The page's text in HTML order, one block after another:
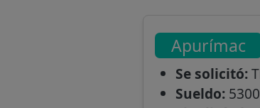
Apurímac
Se solicitó:
Sueldo:5300